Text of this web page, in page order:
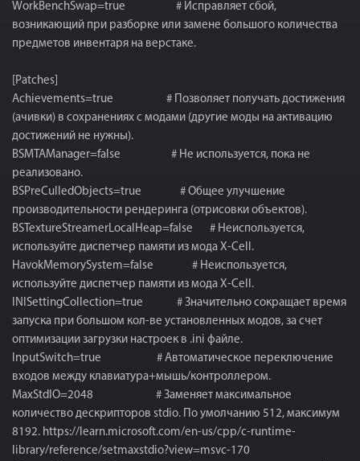
WorkBenchSwap=true # Исправляет сбой,
возникающий при разборке или замене большого количества
предметов инвентаря на верстаке.
[Patches]
Achievements=true # Позволяет получать достижения
(ачивки) в сохранениях с модами (другие моды на активацию
достижений не нужны).
BSMTAManager=false # Не используется, пока не
реализовано.
BSPreCulledObjects=true # Общее улучшение
производительности рендеринга (отрисовки объектов).
BSTextureStreamerLocalHeap=false # Неиспользуется,
используйте диспетчер памяти из мода X-Cell.
HavokMemorySystem=false # Неиспользуется,
используйте диспетчер памяти из мода X-Cell.
INISettingCollection=true # Значительно сокращает время
запуска при большом кол-ве установленных модов, за счет
оптимизации загрузки настроек в .ini файле.
InputSwitch=true # Автоматическое переключение
входов между клавиатура+мышь/контроллером.
MaxStdIO=2048 # Заменяет максимальное
количество дескрипторов stdio. По умолчанию 512, максимум
8192. https://learn.microsoft.com/en-us/cpp/c-runtime-
library/reference/setmaxstdio?view=msvc-170